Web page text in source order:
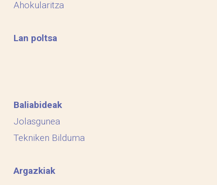
Ahokularitza
Lan poltsa
Baliabideak
Jolasgunea
Tekniken Bilduma
Argazkiak